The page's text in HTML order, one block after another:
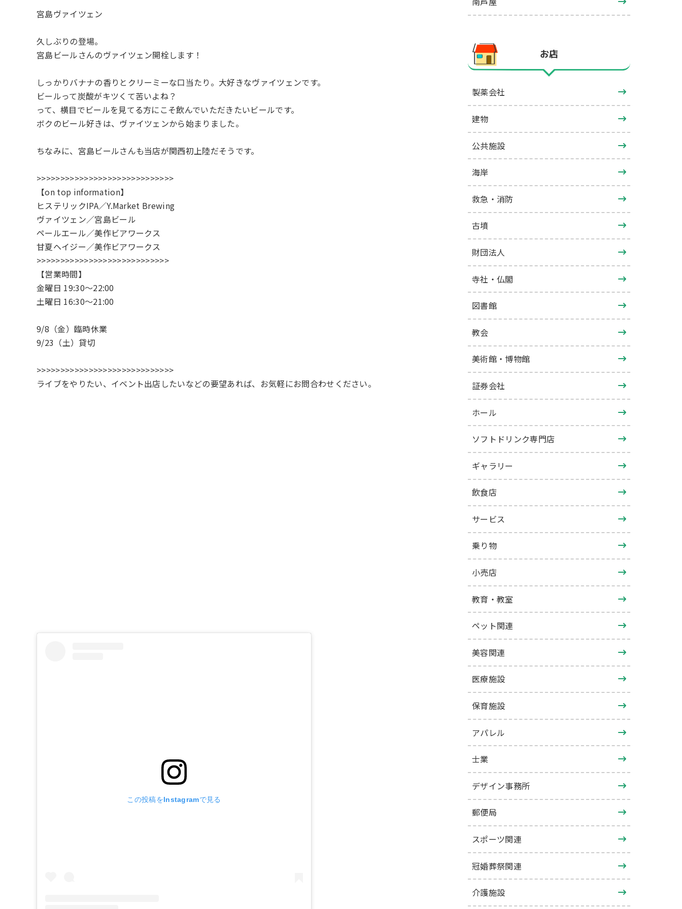
宮島ヴァイツェン
久しぶりの登場。
宮島ビールさんのヴァイツェン開栓します！
しっかりバナナの香りとクリーミーな口当たり。大好きなヴァイツェンです。
ビールって炭酸がキツくて苦いよね？
って、横目でビールを見てる方にこそ飲んでいただきたいビールです。
ボクのビール好きは、ヴァイツェンから始まりました。
ちなみに、宮島ビールさんも当店が関西初上陸だそうです。
>>>>>>>>>>>>>>>>>>>>>>>>>>>>>
【on top information】
ヒステリックIPA／Y.Market Brewing
ヴァイツェン／宮島ビール
ペールエール／美作ビアワークス
甘夏ヘイジー／美作ビアワークス
>>>>>>>>>>>>>>>>>>>>>>>>>>>>
【営業時間】
金曜日 19:30～22:00
土曜日 16:30～21:00
9/8（金）臨時休業
9/23（土）貸切
>>>>>>>>>>>>>>>>>>>>>>>>>>>>>
ライブをやりたい、イベント出店したいなどの要望あれば、お気軽にお問合わせください。
この投稿をInstagramで見る
お店
製薬会社
建物
公共施設
海岸
救急・消防
古墳
財団法人
寺社・仏閣
図書館
教会
美術館・博物館
証券会社
ホール
ソフトドリンク専門店
ギャラリー
飲食店
サービス
乗り物
小売店
教育・教室
ペット関連
美容関連
医療施設
保育施設
アパレル
士業
デザイン事務所
郵便局
スポーツ関連
冠婚葬祭関連
介護施設